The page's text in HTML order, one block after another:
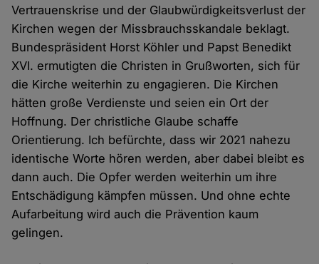
Vertrauenskrise und der Glaubwürdigkeitsverlust der
Kirchen wegen der Missbrauchsskandale beklagt.
Bundespräsident Horst Köhler und Papst Benedikt
XVI. ermutigten die Christen in Grußworten, sich für
die Kirche weiterhin zu engagieren. Die Kirchen
hätten große Verdienste und seien ein Ort der
Hoffnung. Der christliche Glaube schaffe
Orientierung. Ich befürchte, dass wir 2021 nahezu
identische Worte hören werden, aber dabei bleibt es
dann auch. Die Opfer werden weiterhin um ihre
Entschädigung kämpfen müssen. Und ohne echte
Aufarbeitung wird auch die Prävention kaum
gelingen.